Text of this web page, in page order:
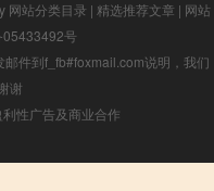
网站分类目录 | 精选推荐文章 | 网站
05433492号
件到f_fb#foxmail.com说明，我们
谢
性广告及商业合作